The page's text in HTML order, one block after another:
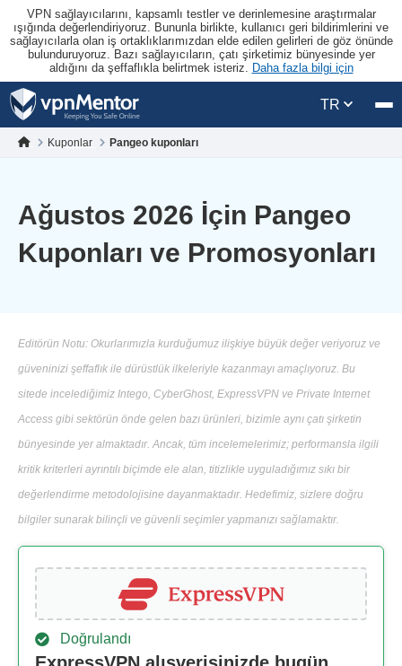
VPN sağlayıcılarını, kapsamlı testler ve derinlemesine araştırmalar
ışığında değerlendiriyoruz. Bununla birlikte, kullanıcı geri bildirimlerini ve
sağlayıcılarla olan iş ortaklıklarımızdan elde edilen gelirleri de göz önünde
bulunduruyoruz. Bazı sağlayıcıların, çatı şirketimiz bünyesinde yer
aldığını da şeffaflıkla belirtmek isteriz. Daha fazla bilgi için
TR
Kuponlar Pangeo kuponları
Ağustos 2026 İçin Pangeo
Kuponları ve Promosyonları
Editörün Notu: Okurlarımızla kurduğumuz ilişkiye büyük değer veriyoruz ve
güveninizi şeffaflık ile dürüstlük ilkeleriyle kazanmayı amaçlıyoruz. Bu
sitede incelediğimiz Intego, CyberGhost, ExpressVPN ve Private Internet
Access gibi sektörün önde gelen bazı ürünleri, bizimle aynı çatı şirketin
bünyesinde yer almaktadır. Ancak, tüm incelemelerimiz; performansla ilgili
kritik kriterleri ayrıntılı biçimde ele alan, titizlikle uyguladığımız sıkı bir
değerlendirme metodolojisine dayanmaktadır. Hedefimiz, sizlere doğru
bilgiler sunarak bilinçli ve güvenli seçimler yapmanızı sağlamaktır.
Doğrulandı